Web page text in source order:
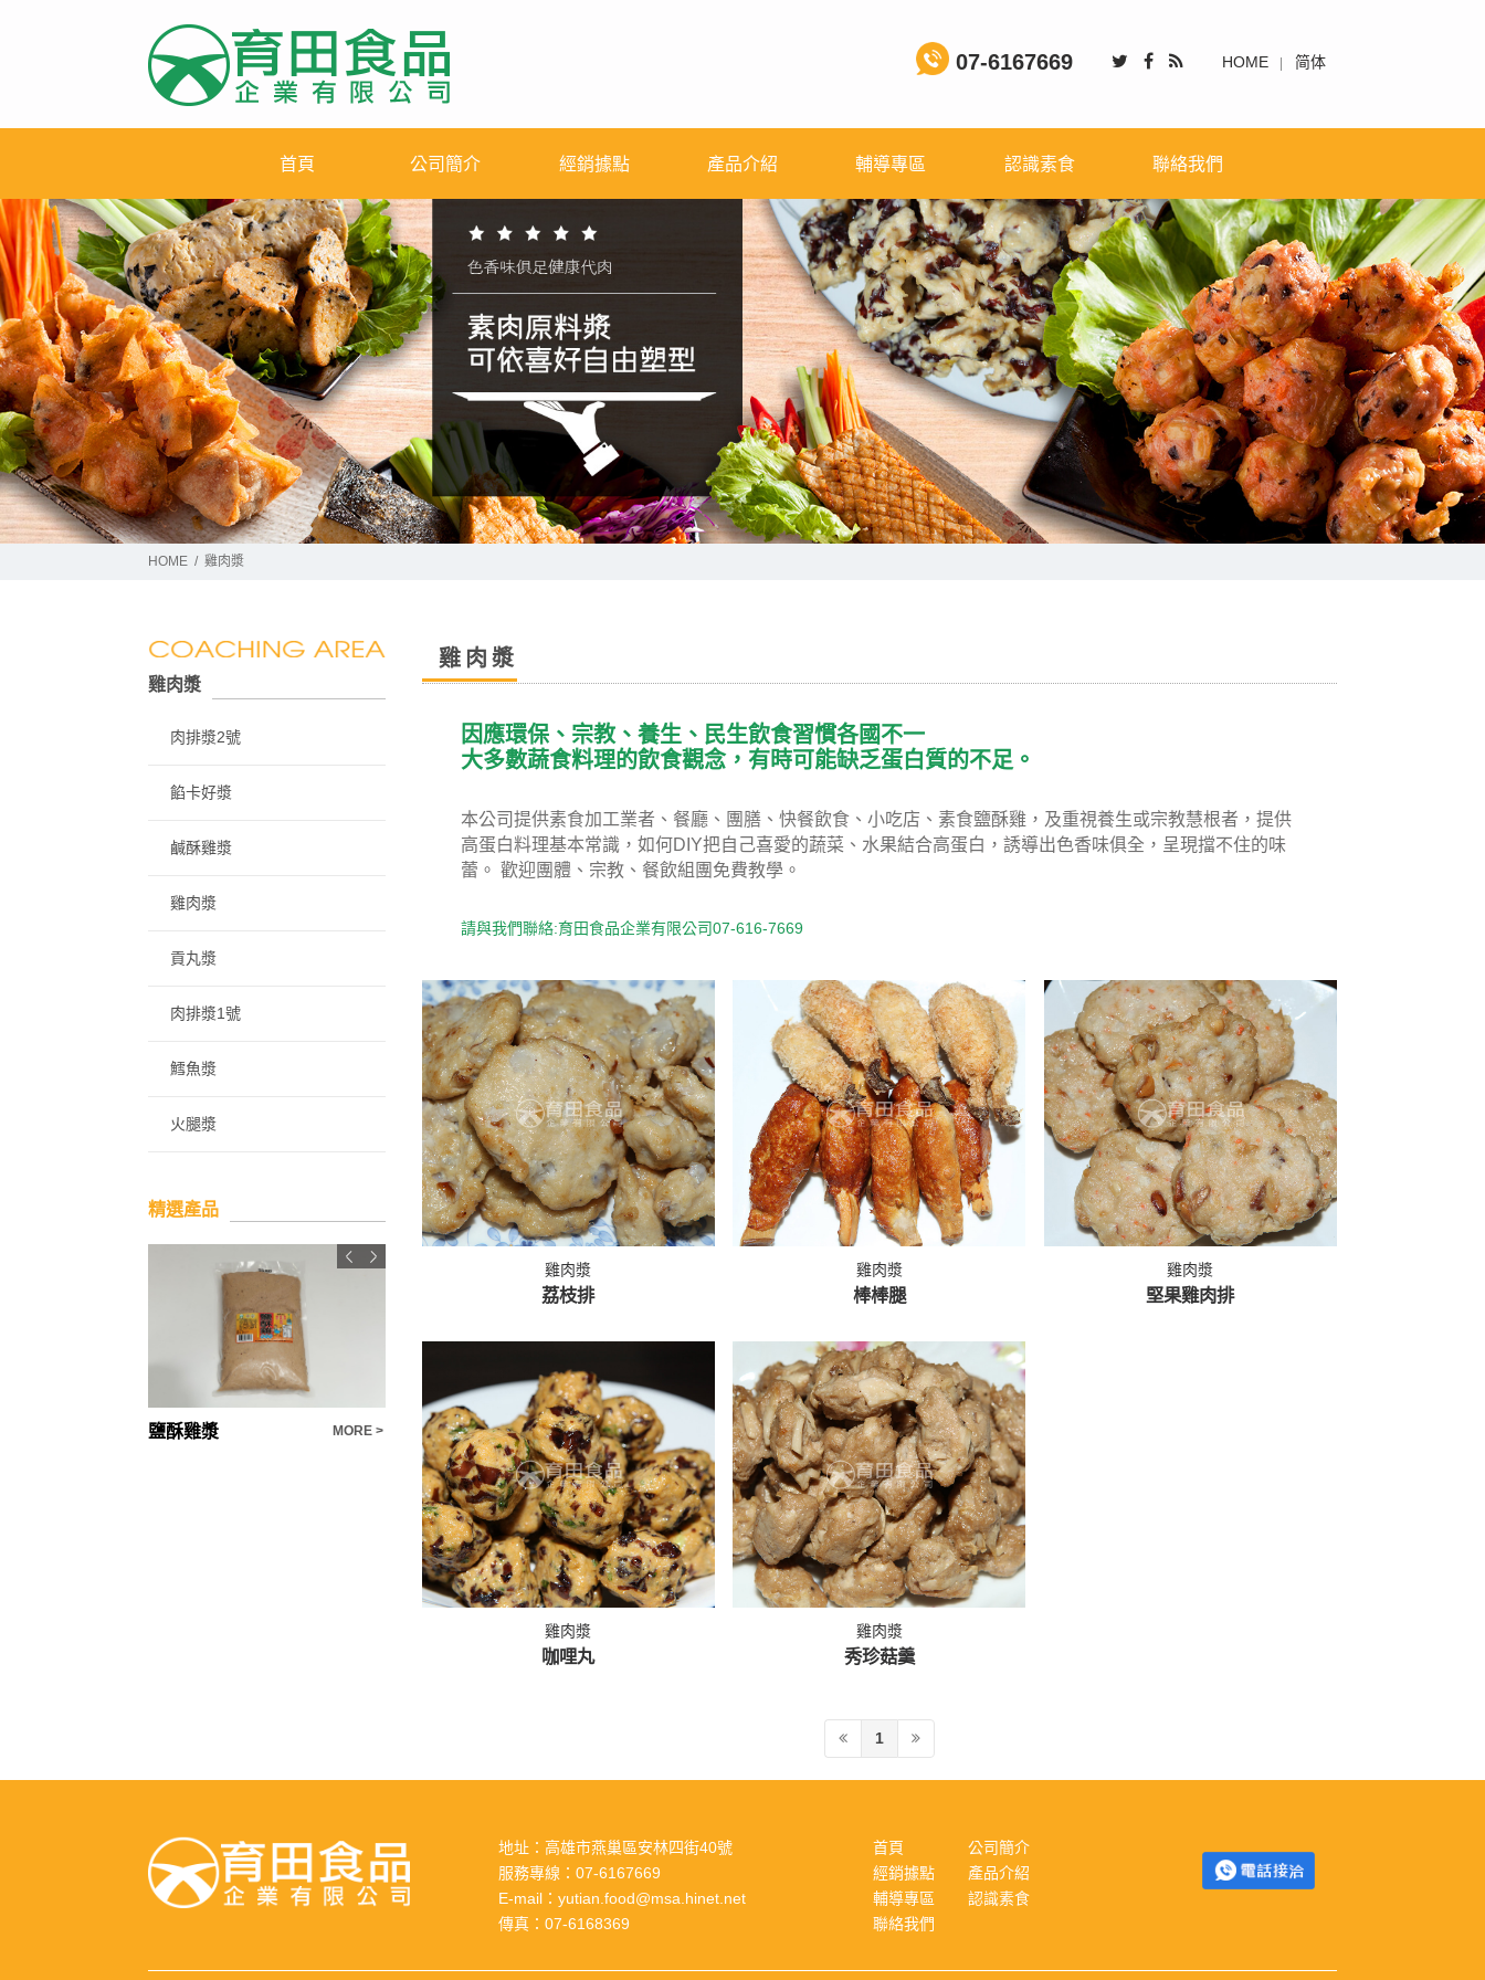
HOME 简体
07-6167669
首頁 公司簡介 經銷據點 產品介紹 輔導專區 認識素食 聯絡我們
HOME 雞肉漿
雞肉漿
因應環保、宗教、養生、民生飲食習慣各國不一
大多數蔬食料理的飲食觀念，有時可能缺乏蛋白質的不足。
本公司提供素食加工業者、餐廳、團膳、快餐飲食、小吃店、素食鹽酥雞，及重視養生或宗教慧根者，提供
高蛋白料理基本常識，如何DIY把自己喜愛的蔬菜、水果結合高蛋白，誘導出色香味俱全，呈現擋不住的味
蕾。 歡迎團體、宗教、餐飲組團免費教學。
請與我們聯絡:育田食品企業有限公司07-616-7669
雞肉漿
荔枝排
雞肉漿
棒棒腿
雞肉漿
堅果雞肉排
雞肉漿
咖哩丸
雞肉漿
秀珍菇羹
1
雞肉漿
肉排漿2號
餡卡好漿
鹹酥雞漿
雞肉漿
貢丸漿
肉排漿1號
鱈魚漿
火腿漿
精選產品
鹽酥雞漿 MORE > 方便齋肉燥 MORE >香菇貢丸 MORE >貢丸漿
地址： 高雄市燕巢區安林四街40號
服務專線： 07-6167669
E-mail： yutian.food@msa.hinet.net
傳真： 07-6168369
首頁
公司簡介
經銷據點
產品介紹
輔導專區
認識素食
聯絡我們